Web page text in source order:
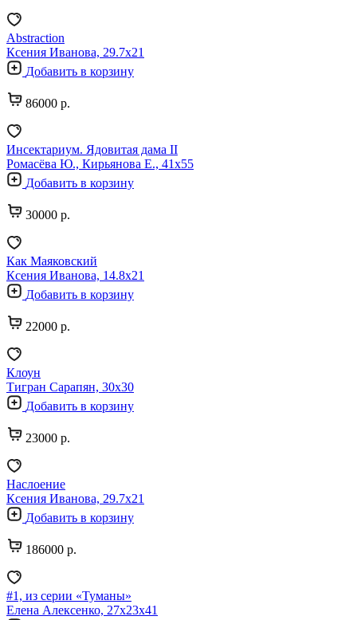
Abstraction
Ксения Иванова, 29.7х21
Добавить в корзину
86000 р.
Инсектариум. Ядовитая дама II
Ромасёва Ю., Кирьянова Е., 41х55
Добавить в корзину
30000 р.
Как Маяковский
Ксения Иванова, 14.8х21
Добавить в корзину
22000 р.
Клоун
Тигран Сарапян, 30х30
Добавить в корзину
23000 р.
Наслоение
Ксения Иванова, 29.7х21
Добавить в корзину
186000 р.
#1, из серии «Туманы»
Елена Алексенко, 27х23х41